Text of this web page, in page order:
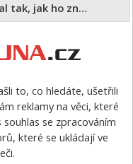
Nastavení cookies: Aby web zůstal tak, jak ho znáte
to, co hledáte, ušetřili
reklamy na věci, které
se zpracováním
které se ukládají ve